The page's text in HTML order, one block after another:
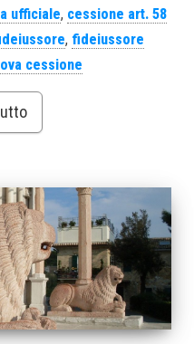
ufficiale, cessione art. 58
, fideiussore
cessione